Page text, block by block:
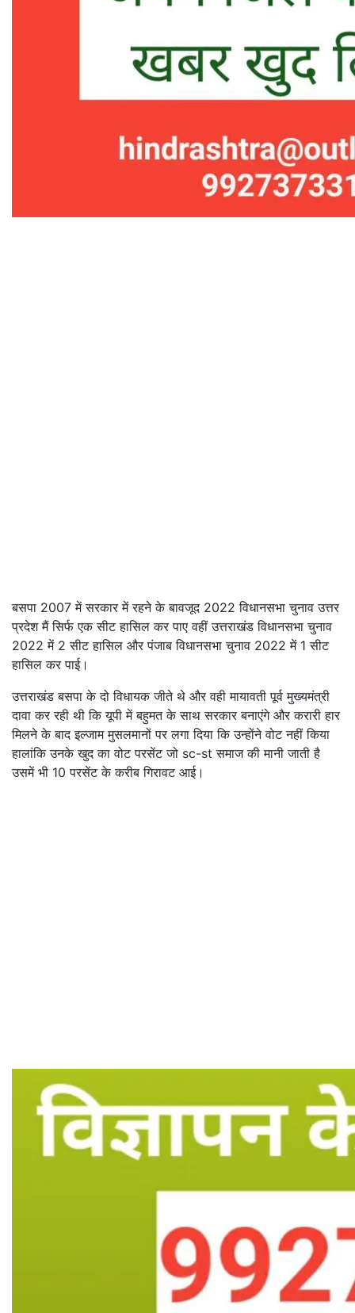
बसपा 2007 में सरकार में रहने के बावजूद 2022 विधानसभा चुनाव उत्तर
प्रदेश मैं सिर्फ एक सीट हासिल कर पाए वहीं उत्तराखंड विधानसभा चुनाव
2022 में 2 सीट हासिल और पंजाब विधानसभा चुनाव 2022 में 1 सीट
हासिल कर पाई।
उत्तराखंड बसपा के दो विधायक जीते थे और वही मायावती पूर्व मुख्यमंत्री
दावा कर रही थी कि यूपी में बहुमत के साथ सरकार बनाएंगे और करारी हार
मिलने के बाद इल्जाम मुसलमानों पर लगा दिया कि उन्होंने वोट नहीं किया
हालांकि उनके खुद का वोट परसेंट जो sc-st समाज की मानी जाती है
उसमें भी 10 परसेंट के करीब गिरावट आई।